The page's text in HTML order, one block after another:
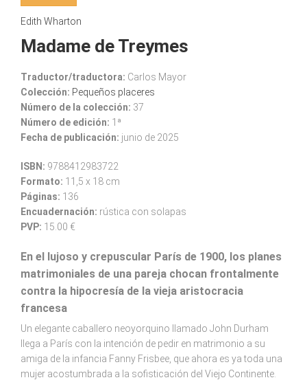
Edith Wharton
Madame de Treymes
Traductor/traductora: Carlos Mayor
Colección: Pequeños placeres
Número de la colección: 37
Número de edición: 1ª
Fecha de publicación: junio de 2025
ISBN: 9788412983722
Formato: 11,5 x 18 cm
Páginas: 136
Encuadernación: rústica con solapas
PVP: 15.00 €
En el lujoso y crepuscular París de 1900, los planes
matrimoniales de una pareja chocan frontalmente
contra la hipocresía de la vieja aristocracia
francesa
Un elegante caballero neoyorquino llamado John Durham
llega a París con la intención de pedir en matrimonio a su
amiga de la infancia Fanny Frisbee, que ahora es ya toda una
mujer acostumbrada a la sofisticación del Viejo Continente.